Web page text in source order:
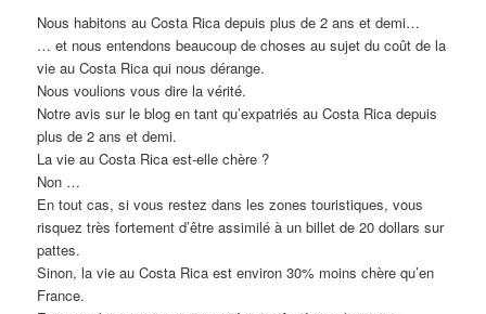
Nous habitons au Costa Rica depuis plus de 2 ans et demi…
… et nous entendons beaucoup de choses au sujet du coût de la
vie au Costa Rica qui nous dérange.
Nous voulions vous dire la vérité.
Notre avis sur le blog en tant qu’expatriés au Costa Rica depuis
plus de 2 ans et demi.
La vie au Costa Rica est-elle chère ?
Non …
En tout cas, si vous restez dans les zones touristiques, vous
risquez très fortement d’être assimilé à un billet de 20 dollars sur
pattes.
Sinon, la vie au Costa Rica est environ 30% moins chère qu’en
France.